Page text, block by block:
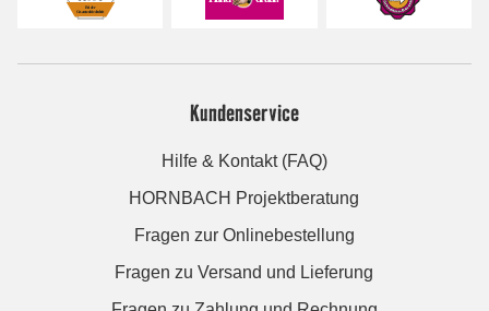
Kundenservice
Hilfe & Kontakt (FAQ)
HORNBACH Projektberatung
Fragen zur Onlinebestellung
Fragen zu Versand und Lieferung